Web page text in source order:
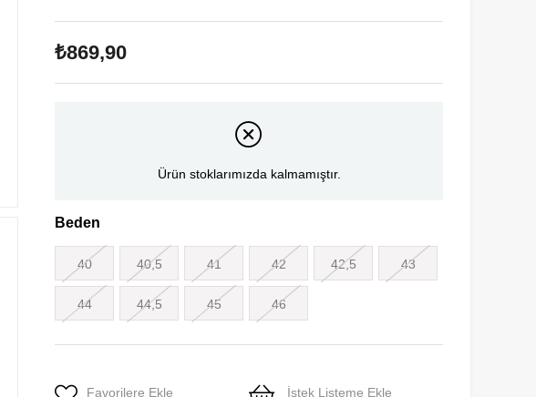
₺869,90
Ürün stoklarımızda kalmamıştır.
Beden
40 40,5 41 42 42,5 43
44 44,5 45 46
Favorilere Ekle İstek Listeme Ekle